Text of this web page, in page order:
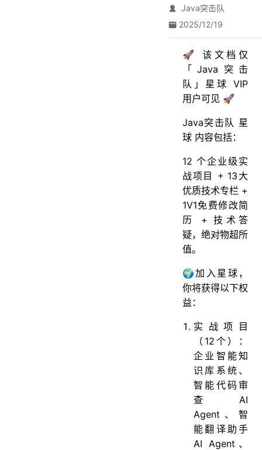
Java突击队
2025/12/19
🚀 该文档仅
「Java突击
队」星球 VIP
用户可见 🚀
Java突击队 星
球 内容包括：
12 个企业级实
战项目 + 13大
优质技术专栏 +
1V1免费修改简
历 + 技术答
疑，绝对物超所
值。
🌍加入星球，
你将获得以下权
益：
实战项目
（12个）：
企业智能知
识库系统、
智能代码审
查AI
Agent、智
能翻译助手
AI Agent、